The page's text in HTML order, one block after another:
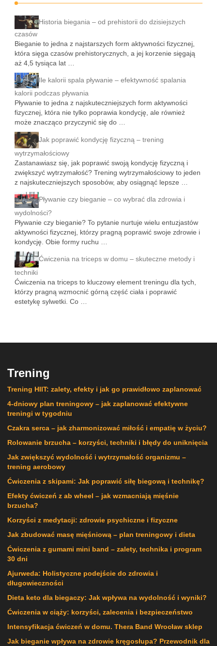
Historia biegania – od prehistorii do dzisiejszych
czasów
Bieganie to jedna z najstarszych form aktywności fizycznej,
która sięga czasów prehistorycznych, a jej korzenie sięgają
aż 4,5 tysiąca lat …
Ile kalorii spala pływanie – efektywność spalania
kalorii podczas pływania
Pływanie to jedna z najskuteczniejszych form aktywności
fizycznej, która nie tylko poprawia kondycję, ale również
może znacząco przyczynić się do …
Jak poprawić kondycję fizyczną – trening
wytrzymałościowy
Zastanawiasz się, jak poprawić swoją kondycję fizyczną i
zwiększyć wytrzymałość? Trening wytrzymałościowy to jeden
z najskuteczniejszych sposobów, aby osiągnąć lepsze …
Pływanie czy bieganie – co wybrać dla zdrowia i
wydolności?
Pływanie czy bieganie? To pytanie nurtuje wielu entuzjastów
aktywności fizycznej, którzy pragną poprawić swoje zdrowie i
kondycję. Obie formy ruchu …
Ćwiczenia na triceps w domu – skuteczne metody i
techniki
Ćwiczenia na triceps to kluczowy element treningu dla tych,
którzy pragną wzmocnić górną część ciała i poprawić
estetykę sylwetki. Co …
Trening
Trening HIIT: zalety, efekty i jak go prawidłowo zaplanować
4-dniowy plan treningowy – jak zaplanować efektywne
treningi w tygodniu
Czakra serca – jak zharmonizować miłość i empatię w życiu?
Rolowanie brzucha – korzyści, techniki i błędy do uniknięcia
Jak zwiększyć wydolność i wytrzymałość organizmu –
trening aerobowy
Ćwiczenia z skipami: Jak poprawić siłę biegową i technikę?
Efekty ćwiczeń z ab wheel – jak wzmacniają mięśnie
brzucha?
Korzyści z medytacji: zdrowie psychiczne i fizyczne
Jak zbudować masę mięśniową – plan treningowy i dieta
Ćwiczenia z gumami mini band – zalety, technika i program
30 dni
Ajurweda: Holistyczne podejście do zdrowia i
długowieczności
Dieta keto dla biegaczy: Jak wpływa na wydolność i wyniki?
Ćwiczenia w ciąży: korzyści, zalecenia i bezpieczeństwo
Intensyfikacja ćwiczeń w domu. Thera Band Wrocław sklep
Jak bieganie wpływa na zdrowie kręgosłupa? Przewodnik dla